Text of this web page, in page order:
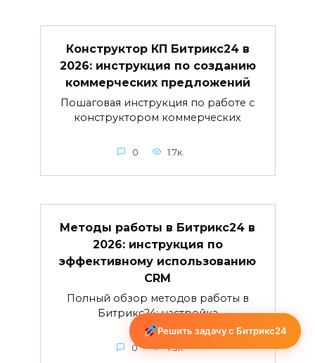
Конструктор КП Битрикс24 в
2026: инструкция по созданию
коммерческих предложений
Пошаговая инструкция по работе с
конструктором коммерческих
0 1.7к.
Методы работы в Битрикс24 в
2026: инструкция по
эффективному использованию
CRM
Полный обзор методов работы в
Битрикс24: настройка
0 1.3к.
Решить задачу с Битрикс24